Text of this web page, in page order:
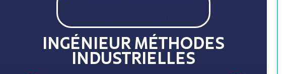
INGÉNIEUR MÉTHODES
INDUSTRIELLES